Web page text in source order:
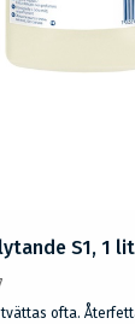
S1, 1 lit
ofta.